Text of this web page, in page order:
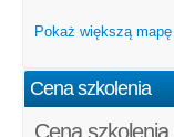
Pokaż większą mapę
Cena szkolenia
Cena